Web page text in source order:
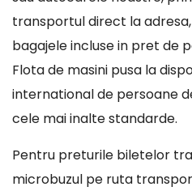
transportul direct la
bagajele incluse in pret de
Flota de masini pusa la
international de persoane
cele mai inalte standarde.
Pentru preturile biletelor
microbuzul pe ruta